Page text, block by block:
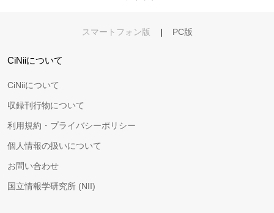
スマートフォン版 | PC版
CiNiiについて
CiNiiについて
収録刊行物について
利用規約・プライバシーポリシー
個人情報の扱いについて
お問い合わせ
国立情報学研究所 (NII)